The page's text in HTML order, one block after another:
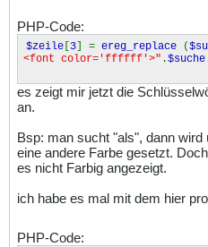
PHP-Code:
$zeile [3] = ereg_replace (
<font color='ffffff'>" .$suche
es zeigt mir jetzt die
an.
Bsp: man sucht "als", dann
eine andere Farbe gesetzt.
es nicht Farbig angezeigt.
ich habe es mal mit dem hier
PHP-Code: